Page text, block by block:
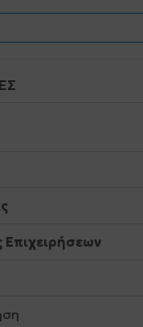
Επιχειρήσεων